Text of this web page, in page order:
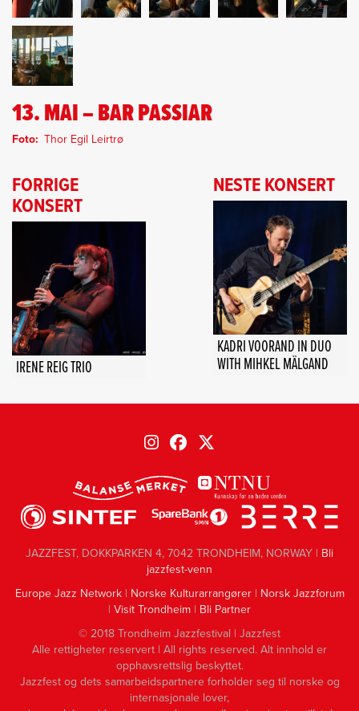
13. MAI – BAR PASSIAR
Foto Thor Egil Leirtrø
FORRIGE
KONSERT
IRENE REIG TRIO
NESTE KONSERT
KADRI VOORAND IN DUO
WITH MIHKEL MÄLGAND
JAZZFEST, DOKKPARKEN 4, 7042 TRONDHEIM, NORWAY | Bli
jazzfest-venn
Europe Jazz Network| Norske Kulturarrangører| Norsk Jazzforum
| Visit Trondheim | Bli Partner
© 2018 Trondheim Jazzfestival | Jazzfest
Alle rettigheter reservert | All rights reserved. Alt innhold er
opphavsrettslig beskyttet.
Jazzfest og dets samarbeidspartnere forholder seg til norske og
internasjonale lover,